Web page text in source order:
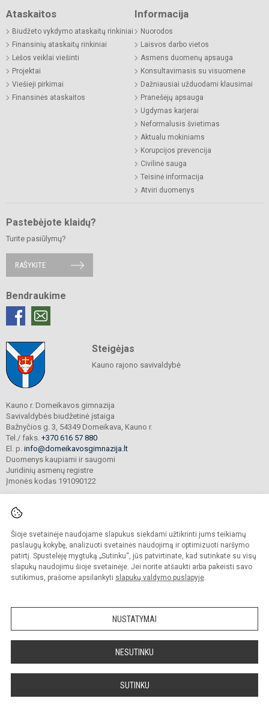
Šioje svetainėje naudojame slapukus siekdami užtikrinti jums teikiamų
paslaugų kokybę, analizuoti svetainės naudojimą ir optimizuoti naršymo
patirtį. Spustelėję mygtuką „Sutinku“, jūs patvirtinate, kad sutinkate su visų
slapukų naudojimu šioje svetainėje. Jei norite atšaukti arba pakeisti savo
sutikimus, prašome apsilankyti slapukų valdymo puslapyje.
NUSTATYMAI
NESUTINKU
SUTINKU
Ataskaitos
Biudžeto vykdymo ataskaitų rinkiniai
Finansinių ataskaitų rinkiniai
Lėšos veiklai viešinti
Projektai
Viešieji pirkimai
Finansinės ataskaitos
Informacija
Nuorodos
Laisvos darbo vietos
Asmens duomenų apsauga
Konsultavimasis su visuomene
Dažniausiai užduodami klausimai
Pranešėjų apsauga
Ugdymas karjerai
Neformalusis švietimas
Aktualu mokiniams
Korupcijos prevencija
Civilinė sauga
Teisinė informacija
Atviri duomenys
Pastebėjote klaidų?
Turite pasiūlymų?
RAŠYKITE
Bendraukime
Steigėjas
Kauno rajono savivaldybė
Kauno r. Domeikavos gimnazija
Savivaldybės biudžetinė įstaiga
Bažnyčios g. 3, 54349 Domeikava, Kauno r.
Tel./ faks. +370 616 57 880
El. p. info@domeikavosgimnazija.lt
Duomenys kaupiami ir saugomi
Juridinių asmenų registre
Įmonės kodas 191090122
© 2021. Kauno r. Domeikavos gimnazija. Visos teisės saugomos.
Kopijuoti turinį be raštiško gimnazijos sutikimo griežtai draudžiama.
Prieinamumo paraiška Slapukų valdymas
Sumanus būdas atnaujinti